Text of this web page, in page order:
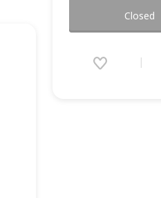
2026.05.30 (Sat)
(GMT+8)
Closed